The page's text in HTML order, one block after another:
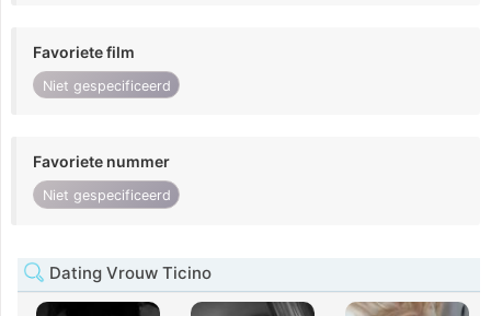
Favoriete film
Niet gespecificeerd
Favoriete nummer
Niet gespecificeerd
Dating Vrouw Ticino